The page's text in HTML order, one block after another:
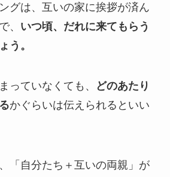
グは、互いの家に挨拶が済ん
、 いつ頃、だれに来てもらう
う。
っていなくても、
どのあたり
かぐらいは伝えられるといい
「自分たち＋互いの両親」が